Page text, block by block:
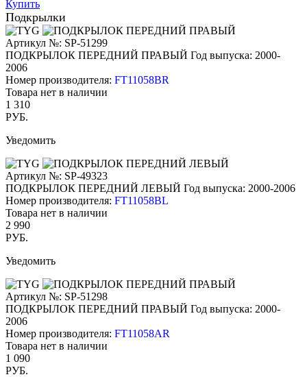
Купить
Подкрылки
Артикул №: SP-51299
ПОДКРЫЛОК ПЕРЕДНИЙ ПРАВЫЙ Год выпуска: 2000-
2006
Номер производителя: FT11058BR
Товара нет в наличии
1 310
РУБ.
Уведомить
Артикул №: SP-49323
ПОДКРЫЛОК ПЕРЕДНИЙ ЛЕВЫЙ Год выпуска: 2000-2006
Номер производителя: FT11058BL
Товара нет в наличии
2 990
РУБ.
Уведомить
Артикул №: SP-51298
ПОДКРЫЛОК ПЕРЕДНИЙ ПРАВЫЙ Год выпуска: 2000-
2006
Номер производителя: FT11058AR
Товара нет в наличии
1 090
РУБ.